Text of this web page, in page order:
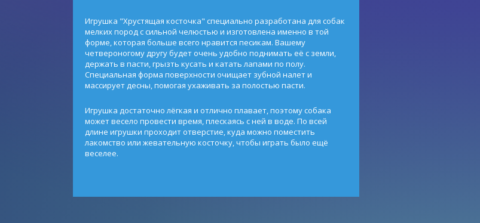
Игрушка "Хрустящая косточка" специально разработана для собак
мелких пород с сильной челюстью и изготовлена именно в той
форме, которая больше всего нравится песикам. Вашему
четвероногому другу будет очень удобно поднимать её с земли,
держать в пасти, грызть кусать и катать лапами по полу.
Специальная форма поверхности очищает зубной налет и
массирует десны, помогая ухаживать за полостью пасти.
Игрушка достаточно лёгкая и отлично плавает, поэтому собака
может весело провести время, плескаясь с ней в воде. По всей
длине игрушки проходит отверстие, куда можно поместить
лакомство или жевательную косточку, чтобы играть было ещё
веселее.